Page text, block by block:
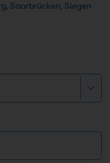
Saarbrücken, Siegen